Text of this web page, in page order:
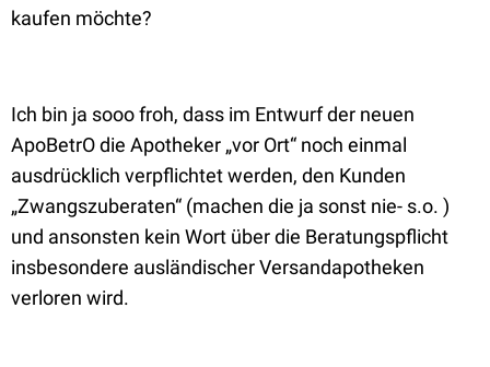
kaufen möchte?
Ich bin ja sooo froh, dass im Entwurf der neuen
ApoBetrO die Apotheker „vor Ort“ noch einmal
ausdrücklich verpflichtet werden, den Kunden
„Zwangszuberaten“ (machen die ja sonst nie- s.o. )
und ansonsten kein Wort über die Beratungspflicht
insbesondere ausländischer Versandapotheken
verloren wird.